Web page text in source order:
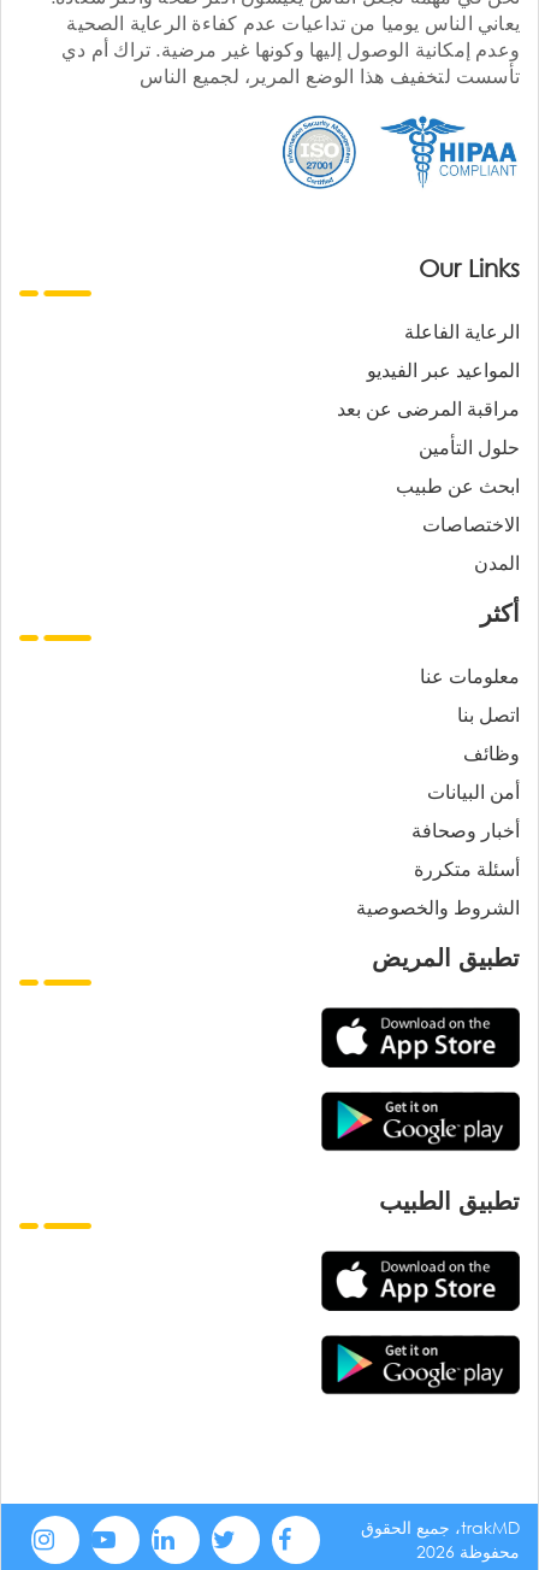
يعاني الناس يوميا من تداعيات عدم كفاءة الرعاية الصحية
وعدم إمكانية الوصول إليها وكونها غير مرضية. تراك أم دي
تأسست لتخفيف هذا الوضع المرير، لجميع الناس
Our Links
الرعاية الفاعلة
المواعيد عبر الفيديو
مراقبة المرضى عن بعد
حلول التأمين
ابحث عن طبيب
الاختصاصات
المدن
أكثر
معلومات عنا
اتصل بنا
وظائف
أمن البيانات
أخبار وصحافة
أسئلة متكررة
الشروط والخصوصية
تطبيق المريض
تطبيق الطبيب
trakMD، جميع الحقوق
محفوظة 2026